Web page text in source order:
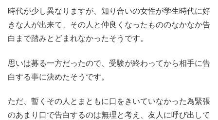
時代が少し異なりますが、知り合いの女性が学生時代に好
きな人が出来て、その人と仲良くなったもののなかなか告
白まで踏みとどまれなかったそうです。
思いは募る一方だったので、受験が終わってから相手に告
白する事に決めたそうです。
ただ、暫くその人とまともに口をきいていなかった為緊張
のあまり口で告白するのは無理と考え、友人に呼び出して